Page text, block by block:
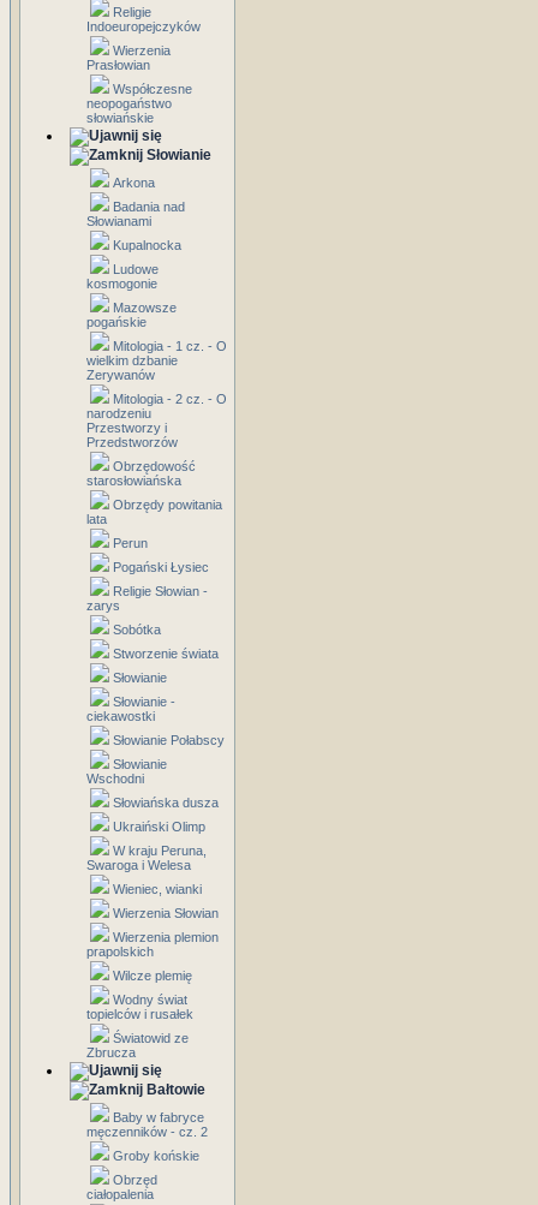
Religie
Indoeuropejczyków
Wierzenia
Prasłowian
Współczesne
neopogaństwo
słowiańskie
Słowianie
Arkona
Badania nad
Słowianami
Kupalnocka
Ludowe
kosmogonie
Mazowsze
pogańskie
Mitologia - 1 cz. - O
wielkim dzbanie
Zerywanów
Mitologia - 2 cz. - O
narodzeniu
Przestworzy i
Przedstworzów
Obrzędowość
starosłowiańska
Obrzędy powitania
lata
Perun
Pogański Łysiec
Religie Słowian -
zarys
Sobótka
Stworzenie świata
Słowianie
Słowianie -
ciekawostki
Słowianie Połabscy
Słowianie
Wschodni
Słowiańska dusza
Ukraiński Olimp
W kraju Peruna,
Swaroga i Welesa
Wieniec, wianki
Wierzenia Słowian
Wierzenia plemion
prapolskich
Wilcze plemię
Wodny świat
topielców i rusałek
Światowid ze
Zbrucza
Bałtowie
Baby w fabryce
męczenników - cz. 2
Groby końskie
Obrzęd
ciałopalenia